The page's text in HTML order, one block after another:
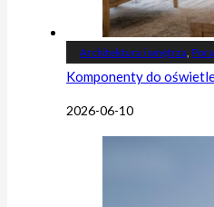
Architektura i wnętrza
Komponenty do
2026-06-10